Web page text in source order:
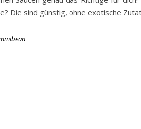
Die sind günstig, ohne exotische